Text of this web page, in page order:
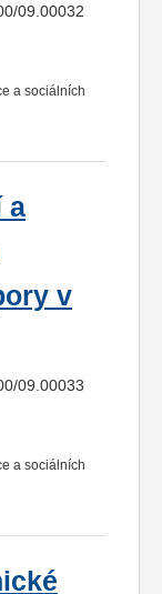
09.00032
a sociálních
a
v
09.00033
a sociálních